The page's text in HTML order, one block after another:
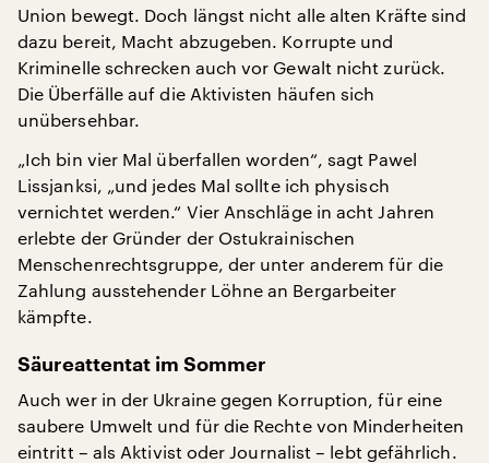
Union bewegt. Doch längst nicht alle alten Kräfte sind
dazu bereit, Macht abzugeben. Korrupte und
Kriminelle schrecken auch vor Gewalt nicht zurück.
Die Überfälle auf die Aktivisten häufen sich
unübersehbar.
„Ich bin vier Mal überfallen worden“, sagt Pawel
Lissjanksi, „und jedes Mal sollte ich physisch
vernichtet werden.“ Vier Anschläge in acht Jahren
erlebte der Gründer der Ostukrainischen
Menschenrechtsgruppe, der unter anderem für die
Zahlung ausstehender Löhne an Bergarbeiter
kämpfte.
Säureattentat im Sommer
Auch wer in der Ukraine gegen Korruption, für eine
saubere Umwelt und für die Rechte von Minderheiten
eintritt – als Aktivist oder Journalist – lebt gefährlich.